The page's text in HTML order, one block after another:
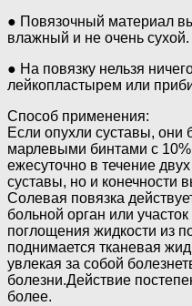
● Повязочный материал
влажный и не очень сухой.
● На повязку нельзя
лейкопластырем или
Способ применения:
Если опухли суставы, они
марлевыми бинтами с
ежесуточно в течение
суставы, но и конечности
Солевая повязка
больной орган или
поглощения жидкости из
поднимается тканевая
увлекая за собой
болезни.Действие
более.